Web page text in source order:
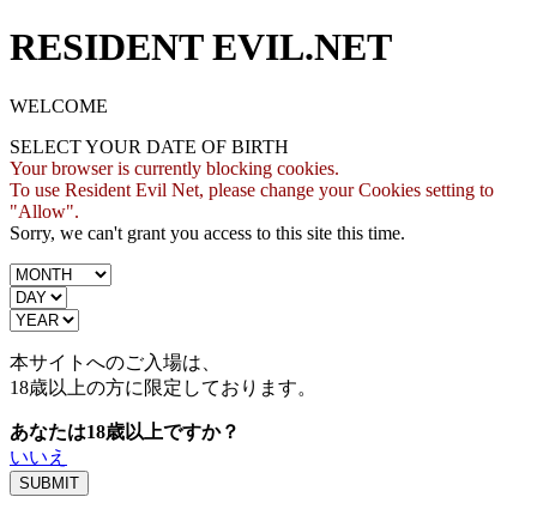
RESIDENT EVIL.NET
WELCOME
SELECT YOUR DATE OF BIRTH
Your browser is currently blocking cookies.
To use Resident Evil Net, please change your Cookies setting to
"Allow".
Sorry, we can't grant you access to this site this time.
本サイトへのご入場は、
18歳以上の方に限定しております。
あなたは18歳以上ですか？
いいえ